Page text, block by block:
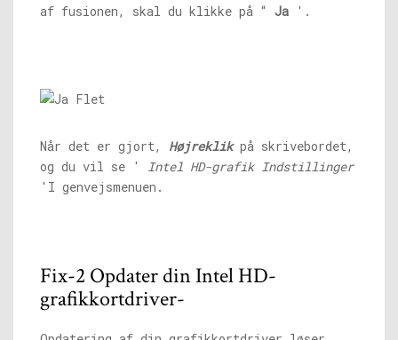
af fusionen, skal du klikke på “ Ja '.
Når det er gjort, Højreklik på skrivebordet,
og du vil se ' Intel HD-grafik Indstillinger
'I genvejsmenuen.
Fix-2 Opdater din Intel HD-
grafikkortdriver-